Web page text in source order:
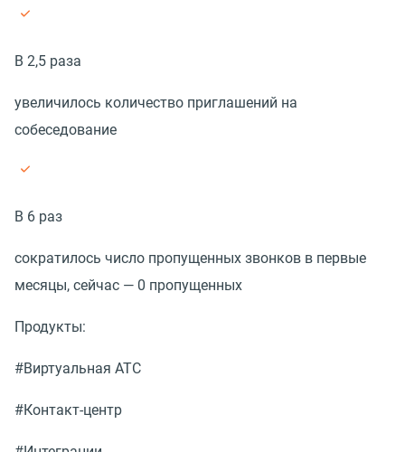
В 2,5 раза
увеличилось количество приглашений на
собеседование
В 6 раз
сократилось число пропущенных звонков в первые
месяцы, сейчас — 0 пропущенных
Продукты:
#Виртуальная АТС
#Контакт-центр